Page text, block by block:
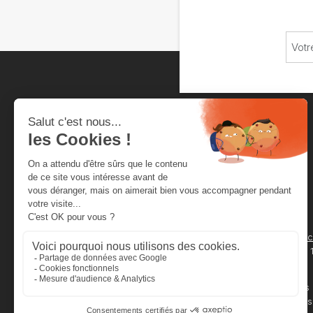
Chambre neuchâteloise
du commerce et de l'industrie
2001 Neuchâtel
032 727 24
Service des
légalisations